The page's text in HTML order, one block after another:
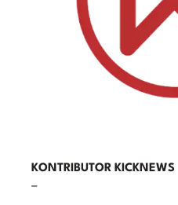
KONTRIBUTOR KICKNEWS
–